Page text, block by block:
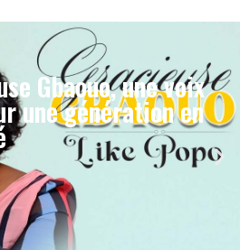
Gbaouo, une voix
une génération en